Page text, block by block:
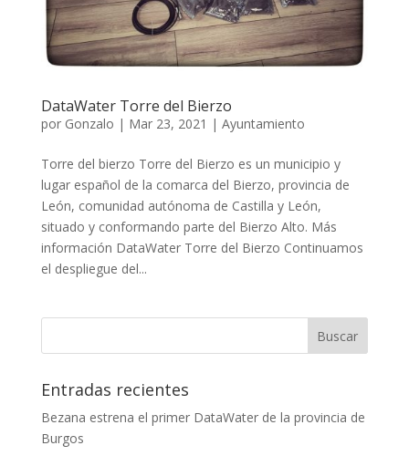
DataWater Torre del Bierzo
por Gonzalo | Mar 23, 2021 | Ayuntamiento
Torre del bierzo Torre del Bierzo es un municipio y
lugar español de la comarca del Bierzo, provincia de
León, comunidad autónoma de Castilla y León,
situado y conformando parte del Bierzo Alto. Más
información DataWater Torre del Bierzo Continuamos
el despliegue del...
Entradas recientes
Bezana estrena el primer DataWater de la provincia de
Burgos